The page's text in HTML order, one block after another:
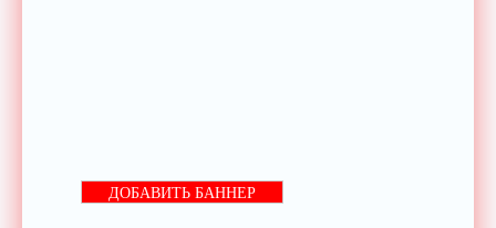
ДОБАВИТЬ БАННЕР